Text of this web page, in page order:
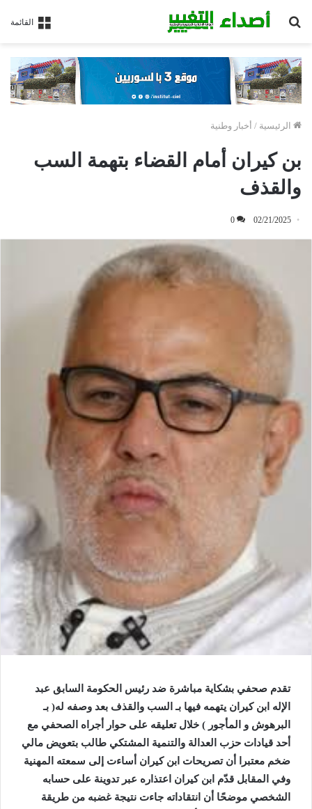
القائمة
الرئيسية / أخبار وطنية
بن كيران أمام القضاء بتهمة السب
والقذف
02/21/2025
0
تقدم صحفي بشكاية مباشرة ضد رئيس الحكومة السابق عبد
الإله ابن كيران يتهمه فيها بـ السب والقذف بعد وصفه له( بـ
البرهوش و المأجور ) خلال تعليقه على حوار أجراه الصحفي مع
أحد قيادات حزب العدالة والتنمية
المشتكي طالب بتعويض مالي
ضخم معتبرا أن تصريحات ابن كيران أساءت إلى سمعته المهنية
وفي المقابل قدّم ابن كيران اعتذاره عبر تدوينة على حسابه
الشخصي موضحًا أن انتقاداته جاءت نتيجة غضبه من طريقة